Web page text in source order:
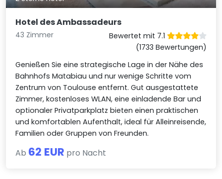
Hotel des Ambassadeurs
43 Zimmer
Bewertet mit 7.1
(1733 Bewertungen)
Genießen Sie eine strategische Lage in der Nähe des
Bahnhofs Matabiau und nur wenige Schritte vom
Zentrum von Toulouse entfernt. Gut ausgestattete
Zimmer, kostenloses WLAN, eine einladende Bar und
optionaler Privatparkplatz bieten einen praktischen
und komfortablen Aufenthalt, ideal für Alleinreisende,
Familien oder Gruppen von Freunden.
Ab 62 EUR pro Nacht